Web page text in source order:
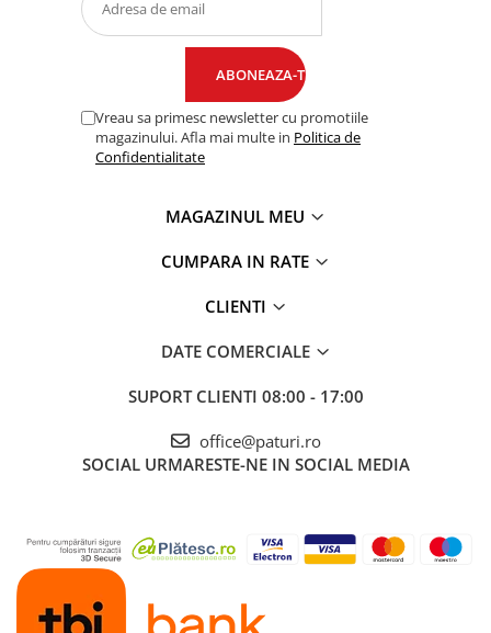
Vreau sa primesc newsletter cu promotiile
magazinului. Afla mai multe in Politica de
Confidentialitate
MAGAZINUL MEU
CUMPARA IN RATE
CLIENTI
DATE COMERCIALE
SUPORT CLIENTI 08:00 - 17:00
office@paturi.ro
SOCIAL URMARESTE-NE IN SOCIAL MEDIA